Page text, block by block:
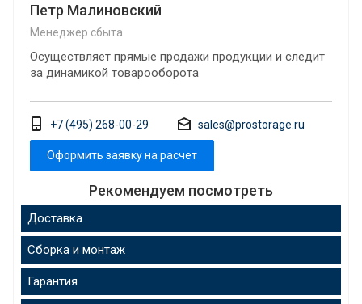
Петр Малиновский
Менеджер сбыта
Осуществляет прямые продажи продукции и следит
за динамикой товарооборота
+7 (495) 268-00-29 sales@prostorage.ru
Оформить заявку на расчет
Рекомендуем посмотреть
Доставка
Сборка и монтаж
Гарантия